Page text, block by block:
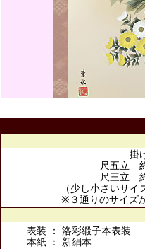
掛
尺五立
尺三立
（少し小さいサイ
※３通りのサイズ
表装 ： 洛彩緞子本表装
本紙 ： 新絹本